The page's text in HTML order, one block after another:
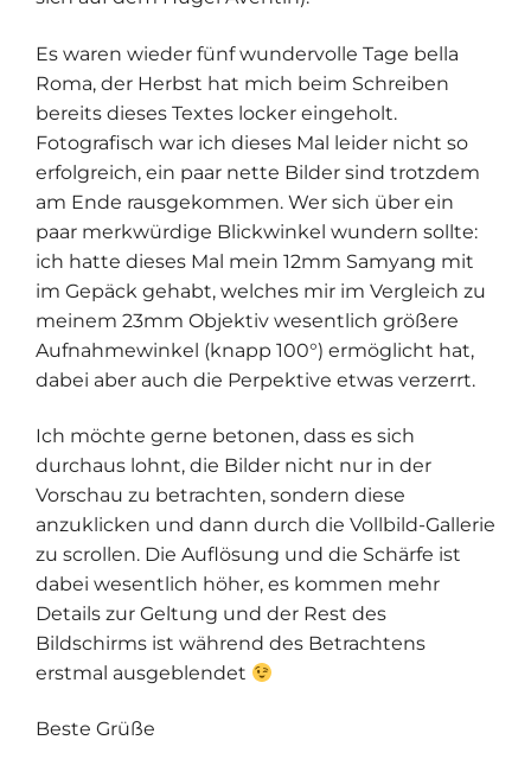
Es waren wieder fünf wundervolle Tage bella
Roma, der Herbst hat mich beim Schreiben
bereits dieses Textes locker eingeholt.
Fotografisch war ich dieses Mal leider nicht so
erfolgreich, ein paar nette Bilder sind trotzdem
am Ende rausgekommen. Wer sich über ein
paar merkwürdige Blickwinkel wundern sollte:
ich hatte dieses Mal mein 12mm Samyang mit
im Gepäck gehabt, welches mir im Vergleich zu
meinem 23mm Objektiv wesentlich größere
Aufnahmewinkel (knapp 100°) ermöglicht hat,
dabei aber auch die Perpektive etwas verzerrt.
Ich möchte gerne betonen, dass es sich
durchaus lohnt, die Bilder nicht nur in der
Vorschau zu betrachten, sondern diese
anzuklicken und dann durch die Vollbild-Gallerie
zu scrollen. Die Auflösung und die Schärfe ist
dabei wesentlich höher, es kommen mehr
Details zur Geltung und der Rest des
Bildschirms ist während des Betrachtens
erstmal ausgeblendet
Beste Grüße